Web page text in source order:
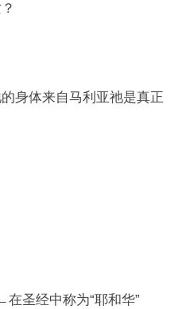
身体来自马利亚祂是真正
圣经中称为“耶和华”